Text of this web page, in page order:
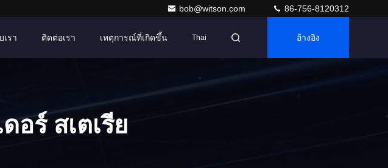
bob@witson.com 86-756-8120312
เรา ติดต่อเรา เหตุการณ์ที่เกิดขึ้น Thai อ้างอิง
อร์ สเตเรีย